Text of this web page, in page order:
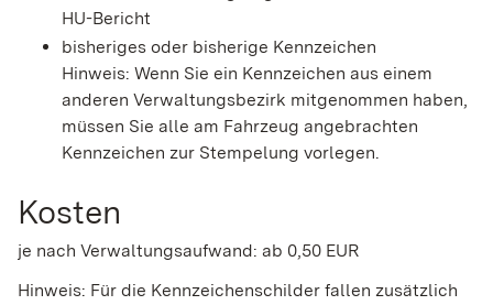
HU-Bericht
bisheriges oder bisherige Kennzeichen
Hinweis: Wenn Sie ein Kennzeichen aus einem
anderen Verwaltungsbezirk mitgenommen haben,
müssen Sie alle am Fahrzeug angebrachten
Kennzeichen zur Stempelung vorlegen.
Kosten
je nach Verwaltungsaufwand: ab 0,50 EUR
Hinweis: Für die Kennzeichenschilder fallen zusätzlich